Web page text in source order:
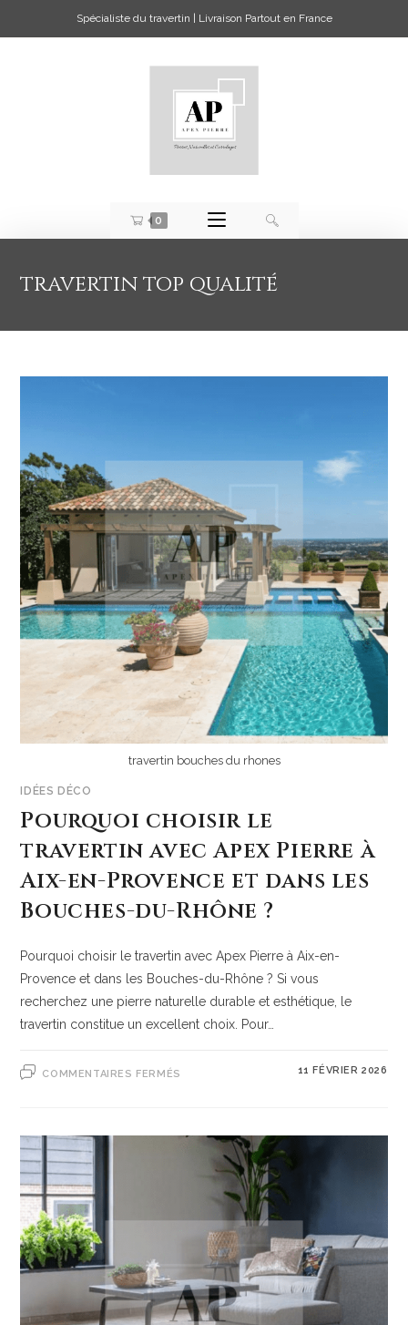
Spécialiste du travertin | Livraison Partout en France
0
travertin top qualité
travertin bouches du rhones
IDÉES DÉCO
Pourquoi choisir le
travertin avec Apex Pierre à
Aix-en-Provence et dans les
Bouches-du-Rhône ?
Pourquoi choisir le travertin avec Apex Pierre à Aix-en-
Provence et dans les Bouches-du-Rhône ? Si vous
recherchez une pierre naturelle durable et esthétique, le
travertin constitue un excellent choix. Pour…
COMMENTAIRES FERMÉS 11 FÉVRIER 2026